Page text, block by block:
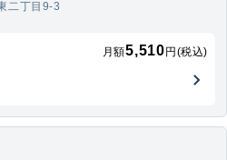
二丁目9-3
月額5,510 円(税込)